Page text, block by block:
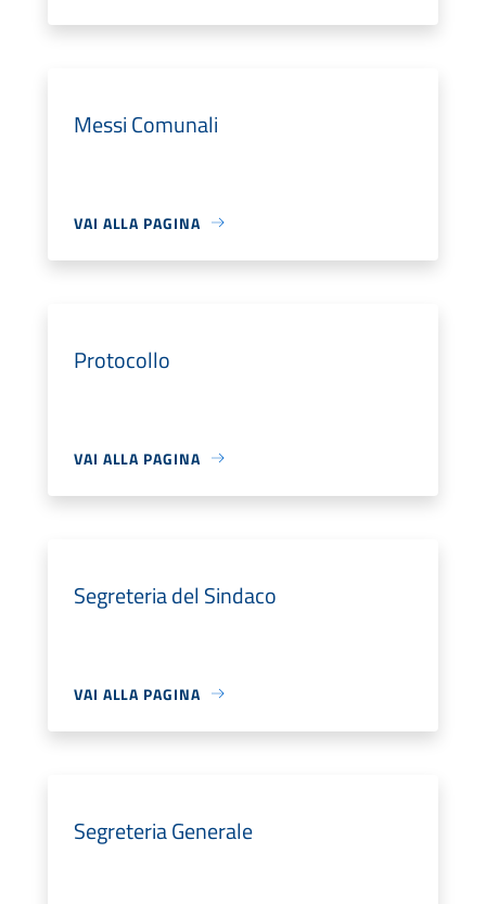
Messi Comunali
VAI ALLA PAGINA
Protocollo
VAI ALLA PAGINA
Segreteria del Sindaco
VAI ALLA PAGINA
Segreteria Generale